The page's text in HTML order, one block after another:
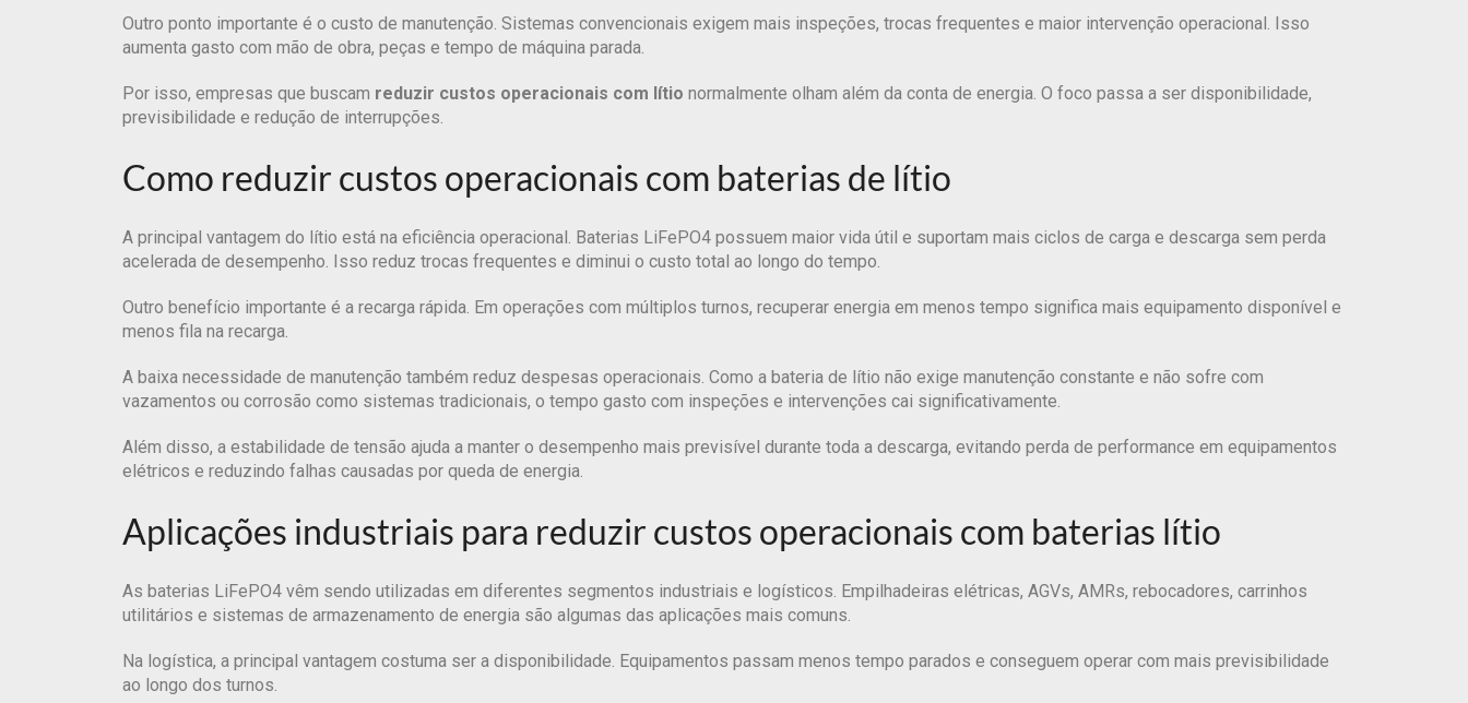
Outro ponto importante é o custo de manutenção. Sistemas convencionais exigem mais inspeções, trocas frequentes e maior intervenção operacional. Isso
aumenta gasto com mão de obra, peças e tempo de máquina parada.
Por isso, empresas que buscam reduzir custos operacionais com lítio normalmente olham além da conta de energia. O foco passa a ser disponibilidade,
previsibilidade e redução de interrupções.
Como reduzir custos operacionais com baterias de lítio
A principal vantagem do lítio está na eficiência operacional. Baterias LiFePO4 possuem maior vida útil e suportam mais ciclos de carga e descarga sem perda
acelerada de desempenho. Isso reduz trocas frequentes e diminui o custo total ao longo do tempo.
Outro benefício importante é a recarga rápida. Em operações com múltiplos turnos, recuperar energia em menos tempo significa mais equipamento disponível e
menos fila na recarga.
A baixa necessidade de manutenção também reduz despesas operacionais. Como a bateria de lítio não exige manutenção constante e não sofre com
vazamentos ou corrosão como sistemas tradicionais, o tempo gasto com inspeções e intervenções cai significativamente.
Além disso, a estabilidade de tensão ajuda a manter o desempenho mais previsível durante toda a descarga, evitando perda de performance em equipamentos
elétricos e reduzindo falhas causadas por queda de energia.
Aplicações industriais para reduzir custos operacionais com baterias lítio
As baterias LiFePO4 vêm sendo utilizadas em diferentes segmentos industriais e logísticos. Empilhadeiras elétricas, AGVs, AMRs, rebocadores, carrinhos
utilitários e sistemas de armazenamento de energia são algumas das aplicações mais comuns.
Na logística, a principal vantagem costuma ser a disponibilidade. Equipamentos passam menos tempo parados e conseguem operar com mais previsibilidade
ao longo dos turnos.